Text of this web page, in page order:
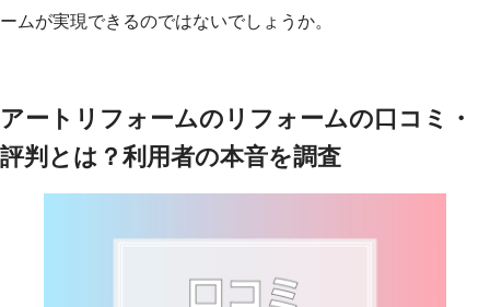
ームが実現できるのではないでしょうか。
アートリフォームのリフォームの口コミ・
評判とは？利用者の本音を調査